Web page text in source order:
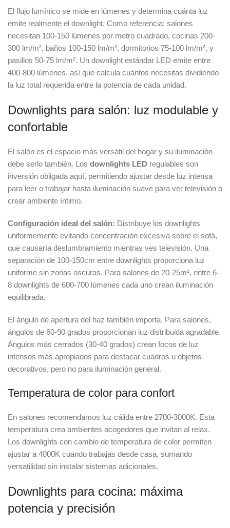
El flujo lumínico se mide en lúmenes y determina cuánta luz
emite realmente el downlight. Como referencia: salones
necesitan 100-150 lúmenes por metro cuadrado, cocinas 200-
300 lm/m², baños 100-150 lm/m², dormitorios 75-100 lm/m², y
pasillos 50-75 lm/m². Un downlight estándar LED emite entre
400-800 lúmenes, así que calcula cuántos necesitas dividiendo
la luz total requerida entre la potencia de cada unidad.
Downlights para salón: luz modulable y
confortable
El salón es el espacio más versátil del hogar y su iluminación
debe serlo también. Los downlights LED regulables son
inversión obligada aquí, permitiendo ajustar desde luz intensa
para leer o trabajar hasta iluminación suave para ver televisión o
crear ambiente íntimo.
Configuración ideal del salón: Distribuye los downlights
uniformemente evitando concentración excesiva sobre el sofá,
que causaría deslumbramiento mientras ves televisión. Una
separación de 100-150cm entre downlights proporciona luz
uniforme sin zonas oscuras. Para salones de 20-25m², entre 6-
8 downlights de 600-700 lúmenes cada uno crean iluminación
equilibrada.
El ángulo de apertura del haz también importa. Para salones,
ángulos de 60-90 grados proporcionan luz distribuida agradable.
Ángulos más cerrados (30-40 grados) crean focos de luz
intensos más apropiados para destacar cuadros u objetos
decorativos, pero no para iluminación general.
Temperatura de color para confort
En salones recomendamos luz cálida entre 2700-3000K. Esta
temperatura crea ambientes acogedores que invitan al relax.
Los downlights con cambio de temperatura de color permiten
ajustar a 4000K cuando trabajas desde casa, sumando
versatilidad sin instalar sistemas adicionales.
Downlights para cocina: máxima
potencia y precisión